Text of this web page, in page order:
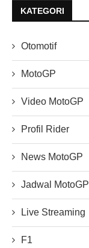
KATEGORI
Otomotif
MotoGP
Video MotoGP
Profil Rider
News MotoGP
Jadwal MotoGP
Live Streaming
F1